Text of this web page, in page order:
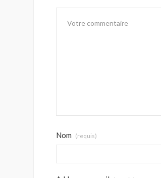
Nom (requis)